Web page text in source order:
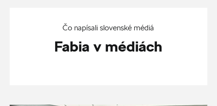
Čo napísali slovenské médiá
Fabia v médiách